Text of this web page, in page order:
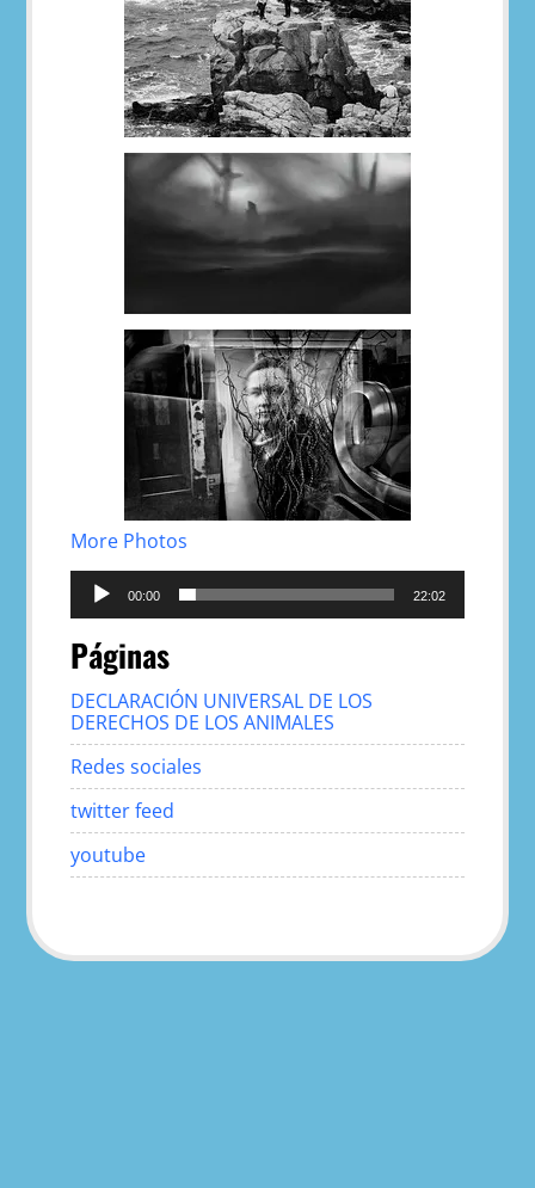
More Photos
Reproductor
audio
00:00 22:02
Páginas
DECLARACIÓN UNIVERSAL DE LOS
DERECHOS DE LOS ANIMALES
Redes sociales
twitter feed
youtube